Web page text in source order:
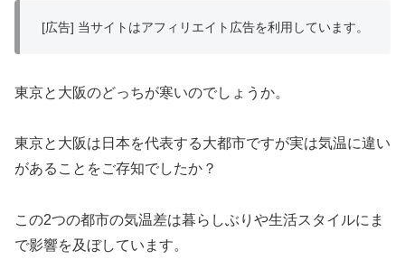
[広告] 当サイトはアフィリエイト広告を利用しています。
東京と大阪のどっちが寒いのでしょうか。
東京と大阪は日本を代表する大都市ですが実は気温に違い
があることをご存知でしたか？
この2つの都市の気温差は暮らしぶりや生活スタイルにま
で影響を及ぼしています。